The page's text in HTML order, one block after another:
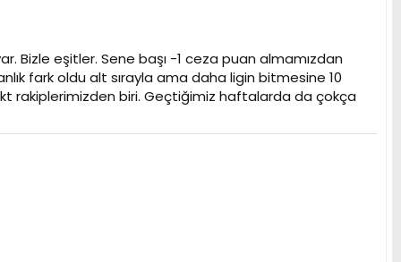
Bizle eşitler. Sene başı -1 ceza puan almamızdan
fark oldu alt sırayla ama daha ligin bitmesine 10
rakiplerimizden biri. Geçtiğimiz haftalarda da çokça